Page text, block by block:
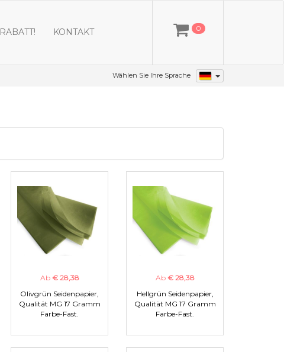
RABATT! KONTAKT 0
Wählen Sie Ihre Sprache
Ab € 28,38
Olivgrün Seidenpapier,
Qualität MG 17 Gramm
Farbe-Fast.
Ab € 28,38
Hellgrün Seidenpapier,
Qualität MG 17 Gramm
Farbe-Fast.